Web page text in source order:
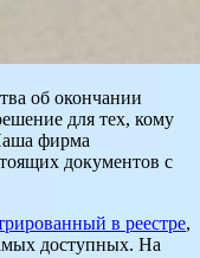
об окончании
для тех, кому
фирма
документов с
в реестре,
доступных. На